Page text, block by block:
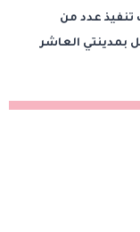
تنفيذ عدد من
بمدينتي العاشر